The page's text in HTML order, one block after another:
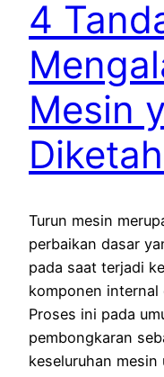
4
Mesin
Turun mesin
perbaikan dasar
pada saat terjadi
komponen internal
Proses ini pada
pembongkaran
keseluruhan